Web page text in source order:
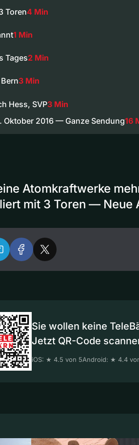
Toren4 Min
1 Min
Tages2 Min
3 Min
Hess, SVP3 Min
Oktober 2016 — Ganze Sendung16
Atomkraftwerke
mit 3 Toren — Neue
Sie wollen keine
Jetzt QR-Code
iOS: ★ 4.5 von 5Android: ★ 4.4